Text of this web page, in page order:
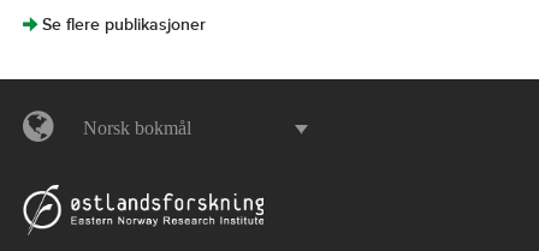
]Se flere publikasjoner
Norsk bokmål